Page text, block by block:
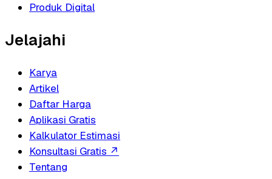
Produk Digital
Jelajahi
Karya
Artikel
Daftar Harga
Aplikasi Gratis
Kalkulator Estimasi
Konsultasi Gratis ↗
Tentang